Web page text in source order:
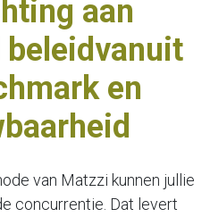
aan
vanuit
en
van Matzzi kunnen jullie
concurrentie. Dat levert